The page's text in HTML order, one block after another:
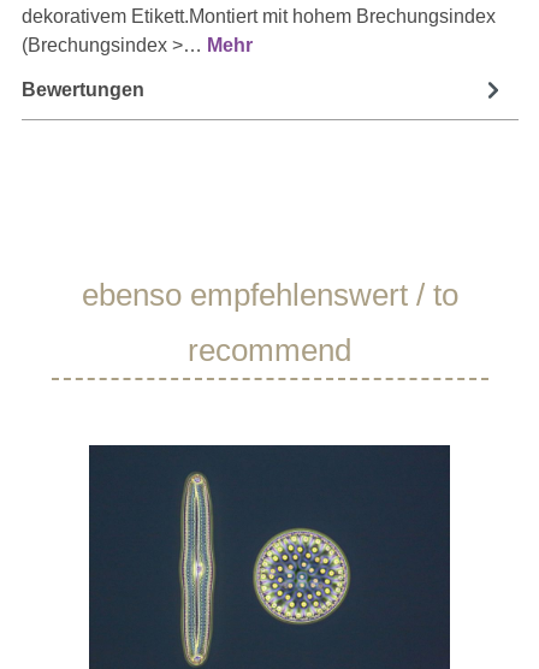
dekorativem Etikett.Montiert mit hohem Brechungsindex
(Brechungsindex >… Mehr
Bewertungen
Produktgalerie überspringen
ebenso empfehlenswert / to
recommend